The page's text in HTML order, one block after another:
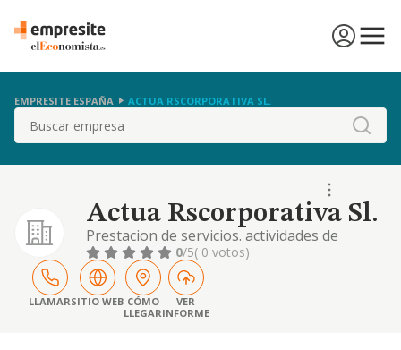
EMPRESITE ESPAÑA ACTUA RSCORPORATIVA SL.
Buscar
Actua Rscorporativa Sl.
Prestacion de servicios. actividades de
gestion y administracion. servicios
educativos, sanitarios, de ocio y
entretenimiento
0/5( 0 votos)
LLAMARSITIO WEB CÓMO
LLEGAR
VER
INFORME